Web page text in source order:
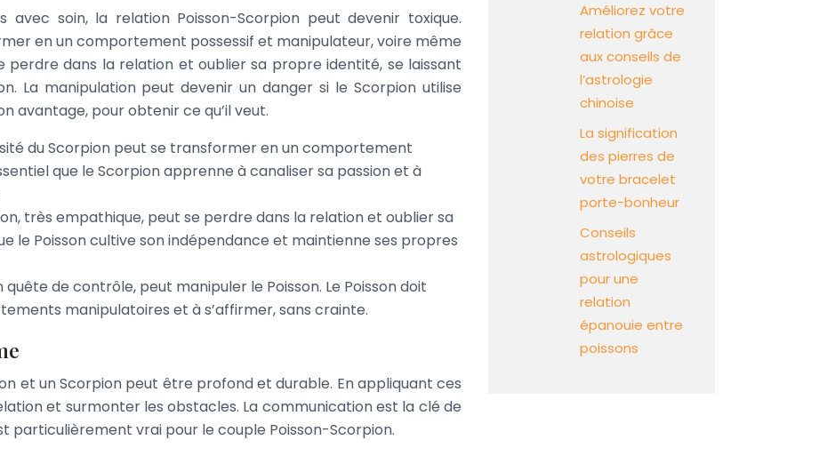
soin, la relation Poisson-Scorpion peut devenir toxique.
en un comportement possessif et manipulateur, voire même
perdre dans la relation et oublier sa propre identité, se laissant
La manipulation peut devenir un danger si le Scorpion utilise
avantage, pour obtenir ce qu’il veut.
du Scorpion peut se transformer en un comportement
que le Scorpion apprenne à canaliser sa passion et à
très empathique, peut se perdre dans la relation et oublier sa
le Poisson cultive son indépendance et maintienne ses propres
quête de contrôle, peut manipuler le Poisson. Le Poisson doit
manipulatoires et à s’affirmer, sans crainte.
et un Scorpion peut être profond et durable. En appliquant ces
et surmonter les obstacles. La communication est la clé de
particulièrement vrai pour le couple Poisson-Scorpion.
Améliorez votre
relation grâce
aux conseils de
l’astrologie
chinoise
La signification
des pierres de
votre bracelet
porte-bonheur
Conseils
astrologiques
pour une
relation
épanouie entre
poissons